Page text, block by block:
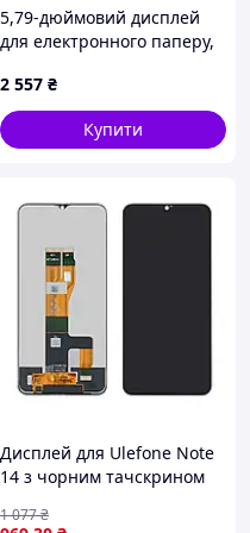
5,79-дюймовий дисплей
для електронного паперу,
Waveshare 26843
2 557 ₴
Купити
Дисплей для Ulefone Note
14 з чорним тачскрином
1 077₴